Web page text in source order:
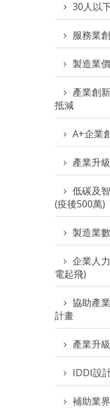
30人以
服務業
製造業
產業創
抵減
A+企業
產業升
低碳及
(疫後500萬)
製造業
企業人
電起飛)
協助產
計畫
產業升
IDDI設
補助業